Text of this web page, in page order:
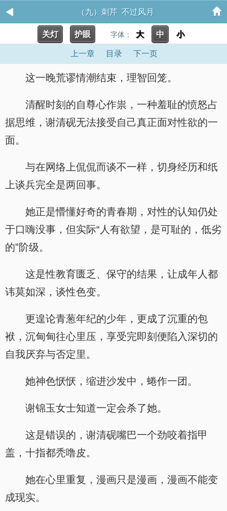
（九）刺芹 不过风月
关灯 护眼 字体： 大 中 小
上一章 目录 下一页
这一晚荒谬情潮结束，理智回笼。
清醒时刻的自尊心作祟，一种羞耻的愤怒占
据思维，谢清砚无法接受自己真正面对性欲的一
面。
与在网络上侃侃而谈不一样，切身经历和纸
上谈兵完全是两回事。
她正是懵懂好奇的青春期，对性的认知仍处
于口嗨没事，但实际“人有欲望，是可耻的，低劣
的”阶级。
这是性教育匮乏、保守的结果，让成年人都
讳莫如深，谈性色变。
更遑论青葱年纪的少年，更成了沉重的包
袱，沉甸甸往心里压，享受完即刻便陷入深切的
自我厌弃与否定里。
她神色恹恹，缩进沙发中，蜷作一团。
谢锦玉女士知道一定会杀了她。
这是错误的，谢清砚嘴巴一个劲咬着指甲
盖，十指都秃噜皮。
她在心里重复，漫画只是漫画，漫画不能变
成现实。